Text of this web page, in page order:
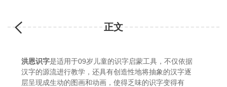
正文
洪恩识字是适用于09岁儿童的识字启蒙工具，不仅依据
汉字的源流进行教学，还具有创造性地将抽象的汉字逐
层呈现成生动的图画和动画，使得乏味的识字变得有